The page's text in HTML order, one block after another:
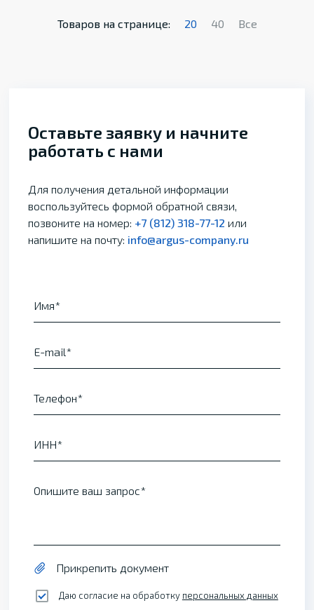
Товаров на странице: 20 40 Все
Оставьте заявку и начните
работать с нами
Для получения детальной информации
воспользуйтесь формой обратной связи,
позвоните на номер: +7 (812) 318-77-12 или
напишите на почту: info@argus-company.ru
Имя
E-mail
Телефон
ИНН
Опишите ваш запрос
Прикрепить документ
Даю согласие на обработку персональных данных